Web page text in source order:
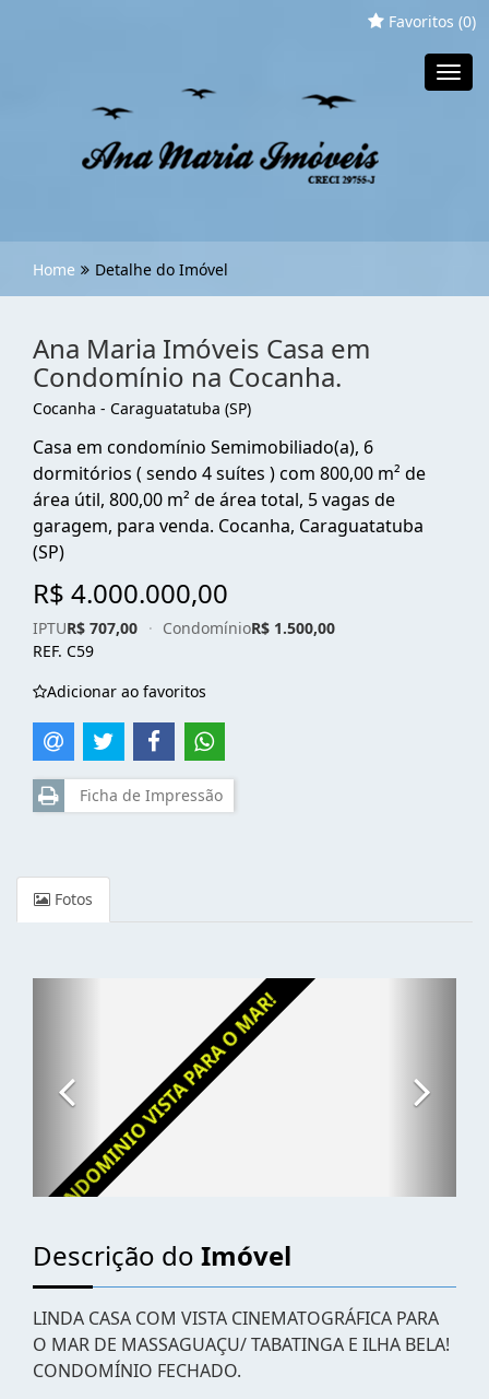
Favoritos (0)
Home Detalhe do Imóvel
Ana Maria Imóveis Casa em
Condomínio na Cocanha.
Cocanha - Caraguatatuba (SP)
Casa em condomínio Semimobiliado(a), 6
dormitórios ( sendo 4 suítes ) com 800,00 m² de
área útil, 800,00 m² de área total, 5 vagas de
garagem, para venda. Cocanha, Caraguatatuba
(SP)
R$ 4.000.000,00
IPTUR$ 707,00 · CondomínioR$ 1.500,00
REF. C59
Adicionar ao favoritos
Ficha de Impressão
Fotos
Descrição do Imóvel
LINDA CASA COM VISTA CINEMATOGRÁFICA PARA
O MAR DE MASSAGUAÇU/ TABATINGA E ILHA BELA!
CONDOMÍNIO FECHADO.